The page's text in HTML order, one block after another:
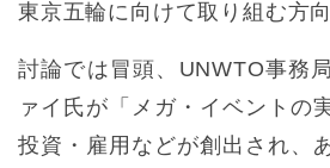
東京五輪に向けて取り組む方
討論では冒頭、UNWTO事務
ァイ氏が「メガ・イベントの
投資・雇用などが創出され、